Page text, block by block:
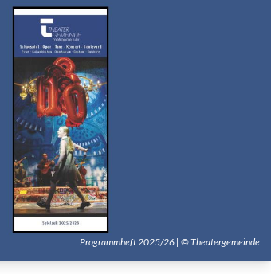
Programmheft 2025/26 | © Theatergemeinde